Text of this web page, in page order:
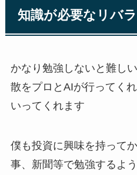
知識が必要なリバ
かなり勉強しないと難し
散をプロと AIが行ってく
いってくれます
僕も投資に興味を持って
事、新聞等で勉強するよ